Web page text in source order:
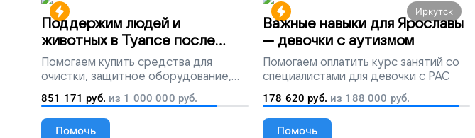
Поддержим людей и
животных в Туапсе после
разлива мазута
Помогаем купить средства для
очистки, защитное оборудование,
лекарства, корм и предметы первой
необходимости
851 171 руб. из 1 000 000 руб.
Помочь
Иркутск
Важные навыки для Ярославы
— девочки с аутизмом
Помогаем оплатить курс занятий со
специалистами для девочки с РАС
178 620 руб. из 188 000 руб.
Помочь